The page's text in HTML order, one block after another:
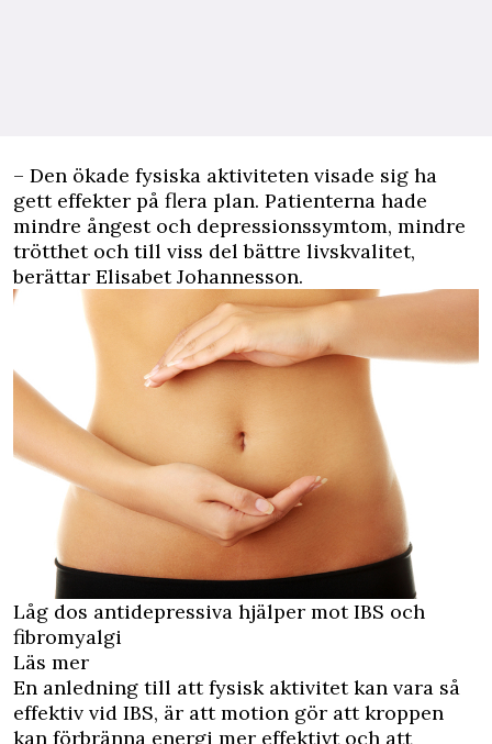
– Den ökade fysiska aktiviteten visade sig ha
gett effekter på flera plan. Patienterna hade
mindre ångest och depressionssymtom, mindre
trötthet och till viss del bättre livskvalitet,
berättar Elisabet Johannesson.
Låg dos antidepressiva hjälper mot IBS och
fibromyalgi
Läs mer
En anledning till att fysisk aktivitet kan vara så
effektiv vid IBS, är att motion gör att kroppen
kan förbränna energi mer effektivt och att